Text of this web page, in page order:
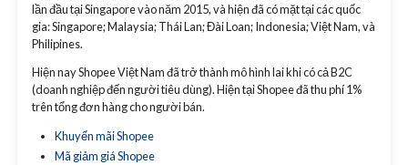
lần đầu tại Singapore vào năm 2015, và hiện đã có mặt tại các quốc
gia: Singapore; Malaysia; Thái Lan; Đài Loan; Indonesia; Việt Nam, và
Philipines.
Hiện nay Shopee Việt Nam đã trở thành mô hình lai khi có cả B2C
(doanh nghiệp đến người tiêu dùng). Hiện tại Shopee đã thu phí 1%
trên tổng đơn hàng cho người bán.
Khuyến mãi Shopee
Mã giảm giá Shopee